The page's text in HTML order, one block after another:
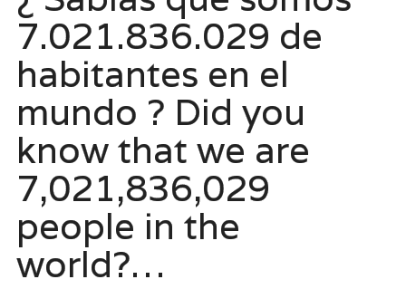
7.021.836.029 de
habitantes en el
mundo ? Did you
know that we are
7,021,836,029
people in the
world?…